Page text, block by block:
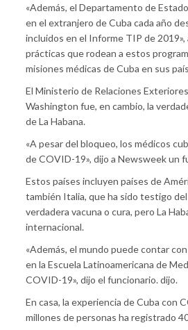
«Además, el Departamento de
en el extranjero de Cuba cada año
incluidos en el Informe TIP de
prácticas que rodean a estos
misiones médicas de Cuba en sus
El Ministerio de Relaciones
Washington fue, en cambio, la
de La Habana.
«A pesar del bloqueo, los médicos
de COVID-19», dijo a Newsweek un
Estos países incluyen países de
también Italia, que ha sido testigo
verdadera vacuna o cura, pero La
internacional.
«Además, el mundo puede contar
en la Escuela Latinoamericana de
COVID-19», dijo el funcionario. dijo.
En casa, la experiencia de Cuba con
millones de personas ha registrado